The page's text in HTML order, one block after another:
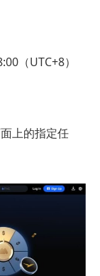
（UTC+8）
上的指定任